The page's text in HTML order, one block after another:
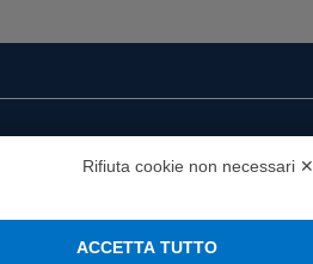
Rifiuta cookie non necessari ✕
ACCETTA TUTTO